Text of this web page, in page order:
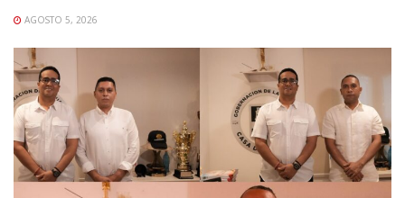
AGOSTO 5, 2026